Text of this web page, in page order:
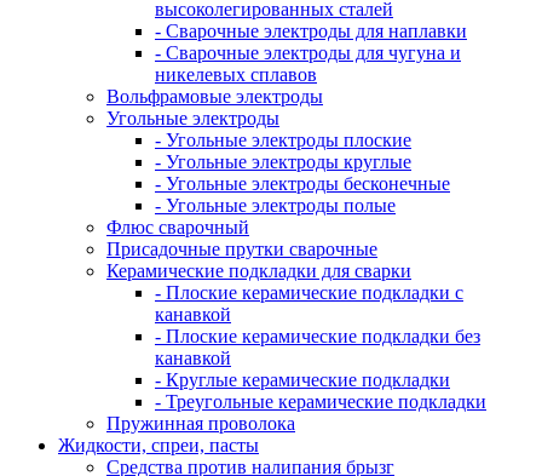
высоколегированных сталей
- Сварочные электроды для наплавки
- Сварочные электроды для чугуна и
никелевых сплавов
Вольфрамовые электроды
Угольные электроды
- Угольные электроды плоские
- Угольные электроды круглые
- Угольные электроды бесконечные
- Угольные электроды полые
Флюс сварочный
Присадочные прутки сварочные
Керамические подкладки для сварки
- Плоские керамические подкладки с
канавкой
- Плоские керамические подкладки без
канавкой
- Круглые керамические подкладки
- Треугольные керамические подкладки
Пружинная проволока
Жидкости, спреи, пасты
Средства против налипания брызг